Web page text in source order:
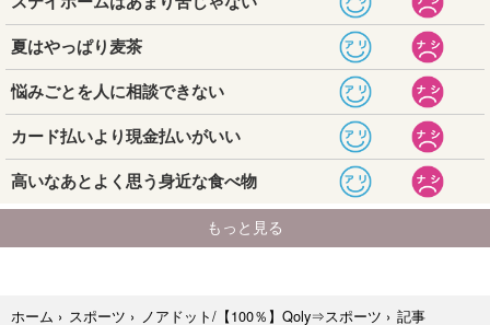
ホーム › スポーツ › ノアドット/【100％】Qoly⇒スポーツ › 記事